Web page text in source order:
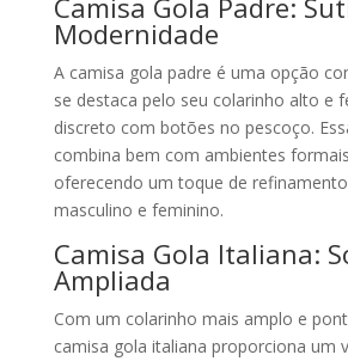
Camisa Gola Padre:
Modernidade
A camisa gola padre é uma opção
se destaca pelo seu colarinho alto e
discreto com botões no pescoço.
combina bem com ambientes
oferecendo um toque de
masculino e feminino.
Camisa Gola Italiana:
Ampliada
Com um colarinho mais amplo e
camisa gola italiana proporciona um